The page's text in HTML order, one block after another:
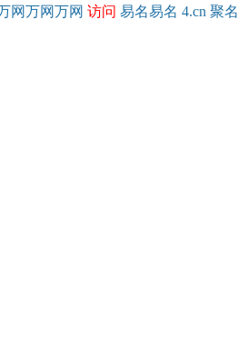
网万网万网 访问 易名易名 4.cn 聚名